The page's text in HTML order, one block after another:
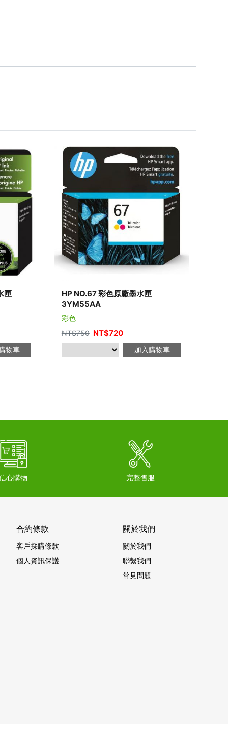
匣
物車
HP NO.67 彩色原廠墨水匣
3YM55AA
彩色
NT$750 NT$720
加入購物車
心購物 完整售服
合約條款
客戶採購條款
個人資訊保護
關於我們
關於我們
聯繫我們
常見問題